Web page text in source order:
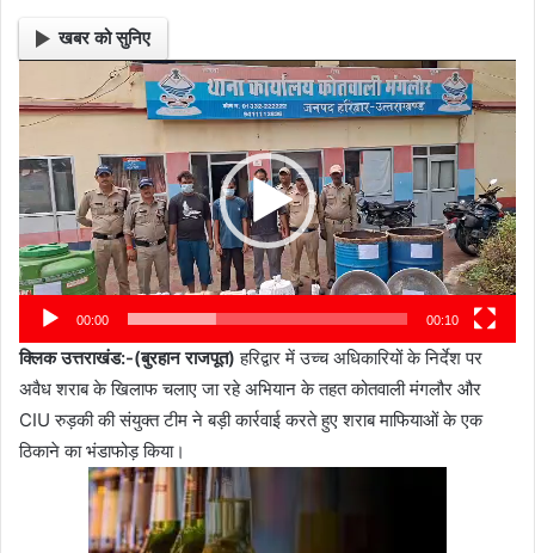
खबर को सुनिए
Player
00:00 00:10
क्लिक उत्तराखंड:-(बुरहान राजपूत) हरिद्वार में उच्च अधिकारियों के निर्देश पर
अवैध शराब के खिलाफ चलाए जा रहे अभियान के तहत कोतवाली मंगलौर और
CIU रुड़की की संयुक्त टीम ने बड़ी कार्रवाई करते हुए शराब माफियाओं के एक
ठिकाने का भंडाफोड़ किया।